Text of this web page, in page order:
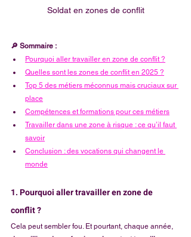
Soldat en zones de conflit
🔎 Sommaire :
Pourquoi aller travailler en zone de conflit ?
Quelles sont les zones de conflit en 2025 ?
Top 5 des métiers méconnus mais cruciaux sur
place
Compétences et formations pour ces métiers
Travailler dans une zone à risque : ce qu’il faut
savoir
Conclusion : des vocations qui changent le
monde
1. Pourquoi aller travailler en zone de
conflit ?
Cela peut sembler fou. Et pourtant, chaque année,